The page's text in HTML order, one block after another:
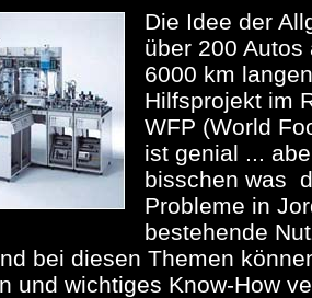
Die Idee der
über 200
6000 km
Hilfsprojekt im
WFP (World
ist genial ...
bisschen was
Probleme in
bestehende
bei diesen Themen
und wichtiges Know-How